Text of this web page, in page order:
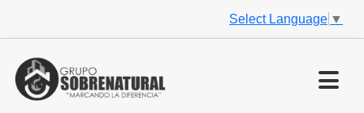
Select Language ▼